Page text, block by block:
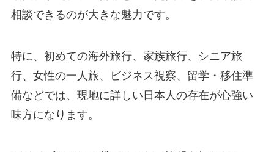
相談できるのが大きな魅力です。
特に、初めての海外旅行、家族旅行、シニア旅
行、女性の一人旅、ビジネス視察、留学・移住準
備などでは、現地に詳しい日本人の存在が心強い
味方になります。